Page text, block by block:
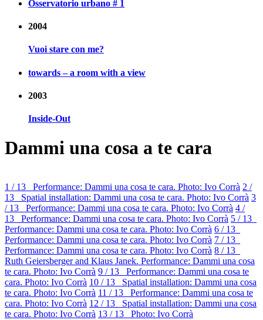
Osservatorio urbano # 1
2004
Vuoi stare con me?
towards – a room with a view
2003
Inside-Out
Dammi una cosa a te cara
1 / 13 Performance: Dammi una cosa te cara. Photo: Ivo Corrà 2 /
13 Spatial installation: Dammi una cosa te cara. Photo: Ivo Corrà 3
/ 13 Performance: Dammi una cosa te cara. Photo: Ivo Corrà 4 /
13 Performance: Dammi una cosa te cara. Photo: Ivo Corrà 5 / 13
Performance: Dammi una cosa te cara. Photo: Ivo Corrà 6 / 13
Performance: Dammi una cosa te cara. Photo: Ivo Corrà 7 / 13
Performance: Dammi una cosa te cara. Photo: Ivo Corrà 8 / 13
Ruth Geiersberger and Klaus Janek. Performance: Dammi una cosa
te cara. Photo: Ivo Corrà 9 / 13 Performance: Dammi una cosa te
cara. Photo: Ivo Corrà 10 / 13 Spatial installation: Dammi una cosa
te cara. Photo: Ivo Corrà 11 / 13 Performance: Dammi una cosa te
cara. Photo: Ivo Corrà 12 / 13 Spatial installation: Dammi una cosa
te cara. Photo: Ivo Corrà 13 / 13 Photo: Ivo Corrà